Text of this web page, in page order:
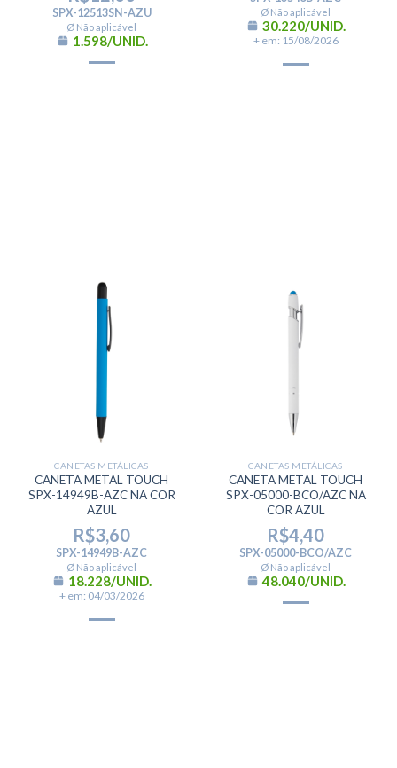
SPX-12513SN-AZU
Ø Não aplicável
1.598/UNID.
Ø Não aplicável
30.220/UNID.
+ em: 15/08/2026
CANETAS METÁLICAS
CANETA METAL TOUCH
SPX-14949B-AZC NA COR
AZUL
R$3,60
SPX-14949B-AZC
Ø Não aplicável
18.228/UNID.
+ em: 04/03/2026
CANETAS METÁLICAS
CANETA METAL TOUCH
SPX-05000-BCO/AZC NA
COR AZUL
R$4,40
SPX-05000-BCO/AZC
Ø Não aplicável
48.040/UNID.